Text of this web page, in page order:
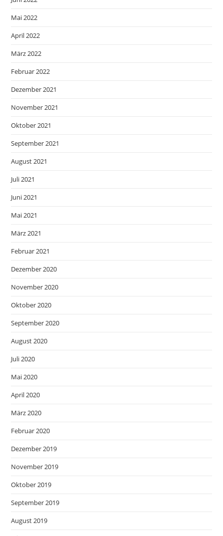
Mai 2022
April 2022
März 2022
Februar 2022
Dezember 2021
November 2021
Oktober 2021
September 2021
August 2021
Juli 2021
Juni 2021
Mai 2021
März 2021
Februar 2021
Dezember 2020
November 2020
Oktober 2020
September 2020
August 2020
Juli 2020
Mai 2020
April 2020
März 2020
Februar 2020
Dezember 2019
November 2019
Oktober 2019
September 2019
August 2019